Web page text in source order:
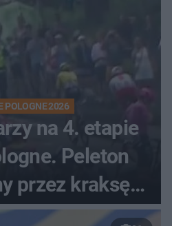
POLOGNE 2026
na 4. etapie
Peleton
przez kraksę